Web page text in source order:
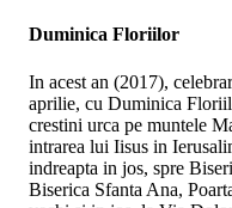
Duminica Floriilor
In acest an (2017),
aprilie, cu Duminica
crestini urca pe muntele
intrarea lui Iisus in
indreapta in jos, spre
Biserica Sfanta Ana,